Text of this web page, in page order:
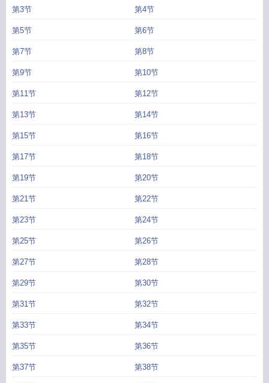
费观看采儿相依为命经典语录句子 神印星宇资料
相采儿相依为命免费 采儿相依为命龙玄烨龙皓晨白玥
为命笔趣阁
神印王座龙星宇和阿难谁赢了 采儿相依为命笔趣阁
第3节 第4节
第5节 第6节
第7节 第8节
第9节 第10节
第11节 第12节
第13节 第14节
第15节 第16节
第17节 第18节
第19节 第20节
第21节 第22节
第23节 第24节
第25节 第26节
第27节 第28节
第29节 第30节
第31节 第32节
第33节 第34节
第35节 第36节
第37节 第38节